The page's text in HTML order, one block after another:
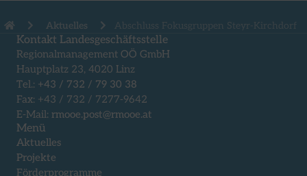
Aktuelles Abschluss Fokusgruppen Steyr-Kirchdorf
Kontakt Landesgeschäftsstelle
Regionalmanagement OÖ GmbH
Hauptplatz 23, 4020 Linz
Tel.: +43 / 732 / 79 30 38
Fax: +43 / 732 / 7277-9642
E-Mail: rmooe.post@rmooe.at
Menü
Aktuelles
Projekte
Förderprogramme